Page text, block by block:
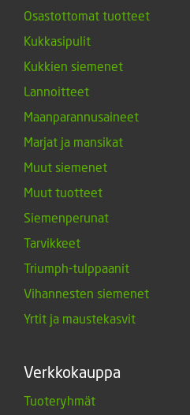
Osastottomat tuotteet
Kukkasipulit
Kukkien siemenet
Lannoitteet
Maanparannusaineet
Marjat ja mansikat
Muut siemenet
Muut tuotteet
Siemenperunat
Tarvikkeet
Triumph-tulppaanit
Vihannesten siemenet
Yrtit ja maustekasvit
Verkkokauppa
Tuoteryhmät